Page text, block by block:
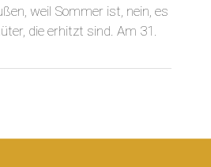
weil Sommer ist, nein, es
die erhitzt sind. Am 31.